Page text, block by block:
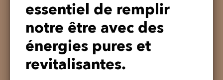
essentiel de remplir
notre être avec des
énergies pures et
revitalisantes.